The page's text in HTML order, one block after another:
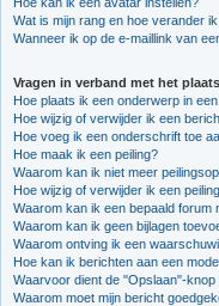
Wat is mijn rang en hoe verander
Wanneer ik op de e-maillink van
Vragen in verband met het
Hoe plaats ik een onderwerp in
Hoe wijzig of verwijder ik een
Hoe voeg ik een onderschrift toe
Hoe maak ik een peiling?
Waarom kan ik niet meer
Hoe wijzig of verwijder ik een
Waarom kan ik een bepaald forum
Waarom kan ik geen bijlagen
Waarom ontving ik een
Hoe kan ik berichten aan een
Waarvoor dient de "Opslaan"-
Waarom moet mijn bericht